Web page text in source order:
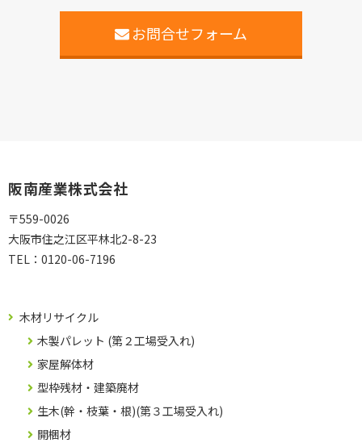
お問合せフォーム
阪南産業株式会社
〒559-0026
大阪市住之江区平林北2-8-23
TEL： 0120-06-7196
木材リサイクル
木製パレット (第２工場受入れ)
家屋解体材
型枠残材・建築廃材
生木(幹・枝葉・根)(第３工場受入れ)
開梱材